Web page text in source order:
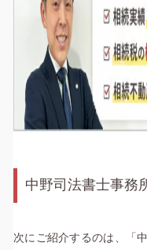
中野司法書士事務
次にご紹介するのは、「